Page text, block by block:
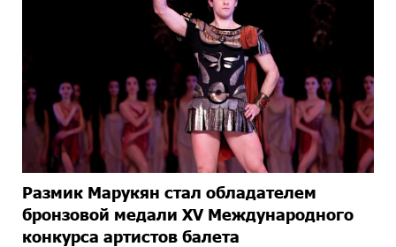
Размик Марукян стал обладателем
бронзовой медали XV Международного
конкурса артистов балета